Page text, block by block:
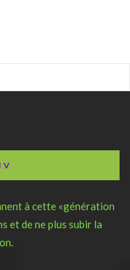
V
à cette «génération
et de ne plus subir la